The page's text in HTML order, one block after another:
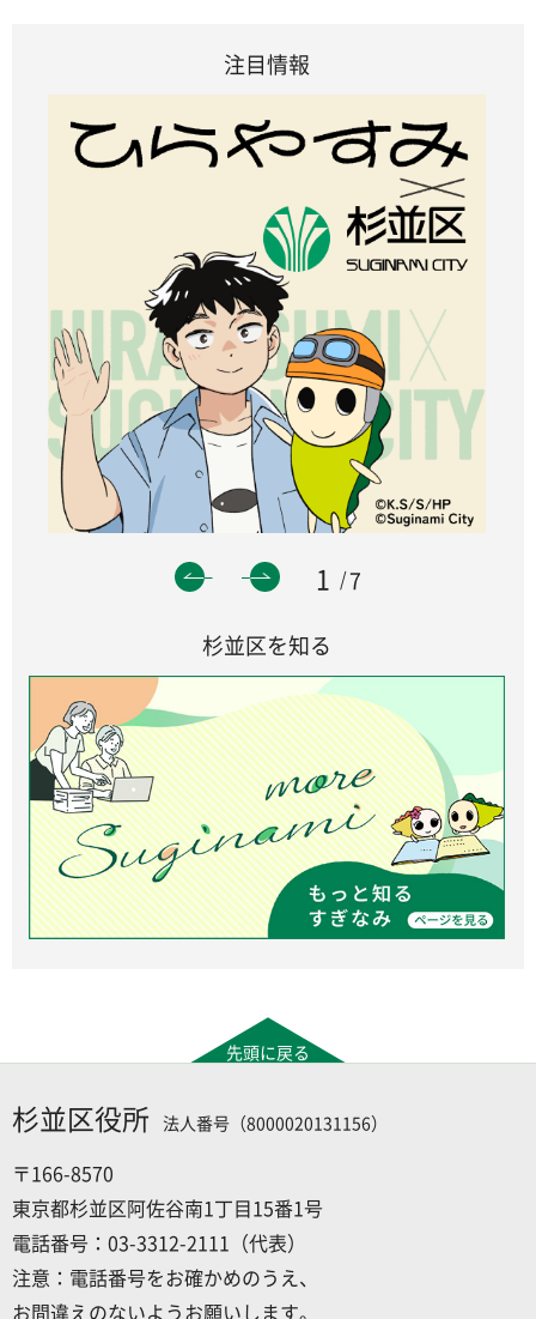
注目情報
1
7
杉並区を知る
先頭に戻る
杉並区役所 法人番号（8000020131156）
〒166-8570
東京都杉並区阿佐谷南1丁目15番1号
電話番号：03-3312-2111（代表）
注意：電話番号をお確かめのうえ、
お間違えのないようお願いします。